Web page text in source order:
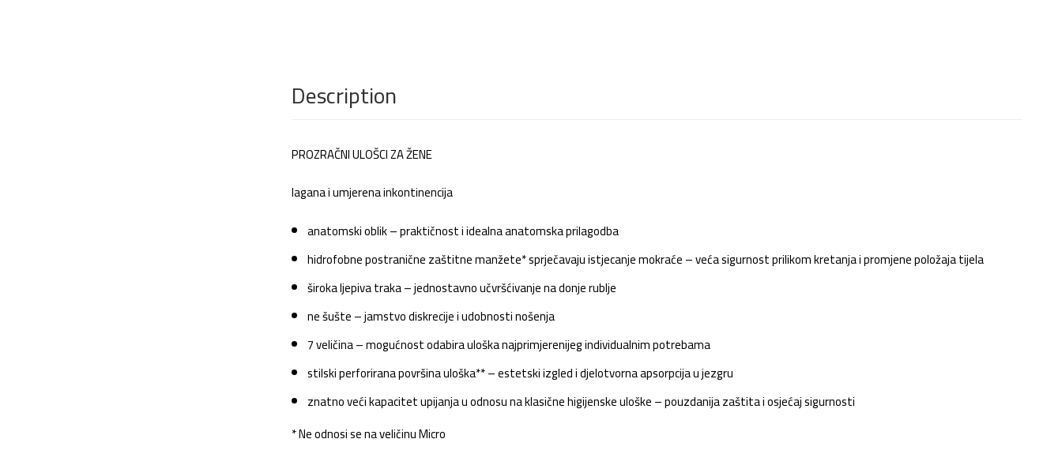
Description
PROZRAČNI ULOŠCI ZA ŽENE
lagana i umjerena inkontinencija
anatomski oblik – praktičnost i idealna anatomska prilagodba
hidrofobne postranične zaštitne manžete* sprječavaju istjecanje mokraće – veća sigurnost prilikom kretanja i promjene položaja tijela
široka ljepiva traka – jednostavno učvršćivanje na donje rublje
ne šušte – jamstvo diskrecije i udobnosti nošenja
7 veličina – mogućnost odabira uloška najprimjerenijeg individualnim potrebama
stilski perforirana površina uloška** – estetski izgled i djelotvorna apsorpcija u jezgru
znatno veći kapacitet upijanja u odnosu na klasične higijenske uloške – pouzdanija zaštita i osjećaj sigurnosti
* Ne odnosi se na veličinu Micro